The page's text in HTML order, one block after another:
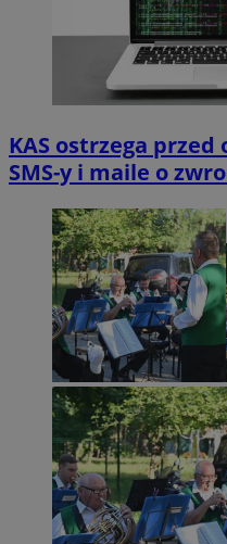
KAS ostrzega przed
SMS-y i maile o